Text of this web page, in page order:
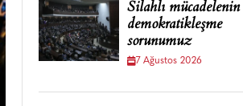
Silahlı
demokratikleşme
sorunumuz
7 Ağustos 2026